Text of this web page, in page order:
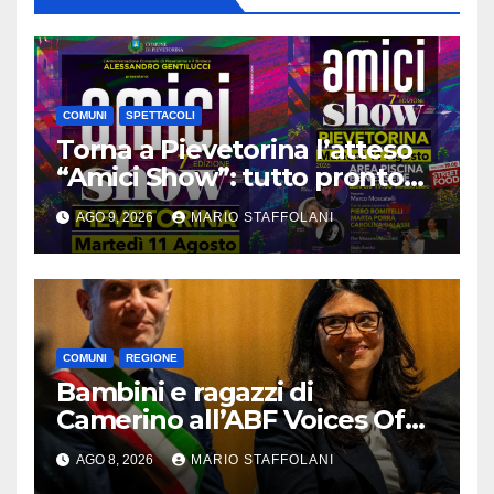
COMUNI SPETTACOLI
Torna a Pievetorina l’atteso
“Amici Show”: tutto pronto
per la 7ª Edizione
AGO 9, 2026 MARIO STAFFOLANI
COMUNI REGIONE
Bambini e ragazzi di
Camerino all’ABF Voices Of
Global Gathering, Lucarelli:
“Grazie all’Andrea Bocelli
AGO 8, 2026 MARIO STAFFOLANI